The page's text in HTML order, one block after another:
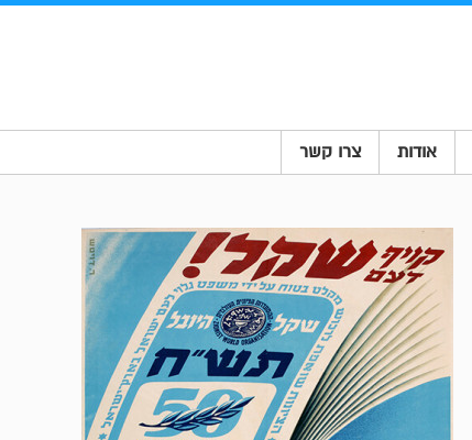
אודות צרו קשר